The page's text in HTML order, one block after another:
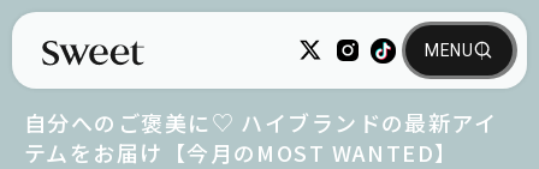
自分へのご褒美に♡ ハイブランドの最新アイ
テムをお届け【今月のMOST WANTED】